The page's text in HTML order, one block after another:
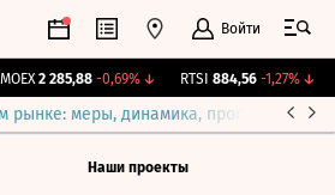
Войти
2 285,88 -0,69%↓ RTSI 884,56 -1,27%↓
рынке: меры, динамика, прогнозы
Наши проекты